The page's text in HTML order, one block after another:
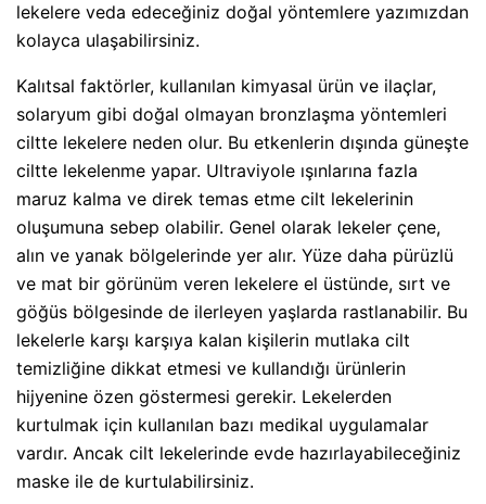
lekelere veda edeceğiniz doğal yöntemlere yazımızdan
kolayca ulaşabilirsiniz.
Kalıtsal faktörler, kullanılan kimyasal ürün ve ilaçlar,
solaryum gibi doğal olmayan bronzlaşma yöntemleri
ciltte lekelere neden olur. Bu etkenlerin dışında güneşte
ciltte lekelenme yapar. Ultraviyole ışınlarına fazla
maruz kalma ve direk temas etme cilt lekelerinin
oluşumuna sebep olabilir. Genel olarak lekeler çene,
alın ve yanak bölgelerinde yer alır. Yüze daha pürüzlü
ve mat bir görünüm veren lekelere el üstünde, sırt ve
göğüs bölgesinde de ilerleyen yaşlarda rastlanabilir. Bu
lekelerle karşı karşıya kalan kişilerin mutlaka cilt
temizliğine dikkat etmesi ve kullandığı ürünlerin
hijyenine özen göstermesi gerekir. Lekelerden
kurtulmak için kullanılan bazı medikal uygulamalar
vardır. Ancak cilt lekelerinde evde hazırlayabileceğiniz
maske ile de kurtulabilirsiniz.